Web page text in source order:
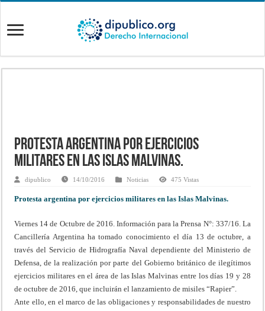
Protesta argentina por ejercicios
militares en las Islas Malvinas.
dipublico 14/10/2016 Noticias 475 Vistas
Protesta argentina por ejercicios militares en las Islas Malvinas.
Viernes 14 de Octubre de 2016. Información para la Prensa N°: 337/16. La
Cancillería Argentina ha tomado conocimiento el día 13 de octubre, a
través del Servicio de Hidrografía Naval dependiente del Ministerio de
Defensa, de la realización por parte del Gobierno británico de ilegítimos
ejercicios militares en el área de las Islas Malvinas entre los días 19 y 28
de octubre de 2016, que incluirán el lanzamiento de misiles “Rapier”.
Ante ello, en el marco de las obligaciones y responsabilidades de nuestro